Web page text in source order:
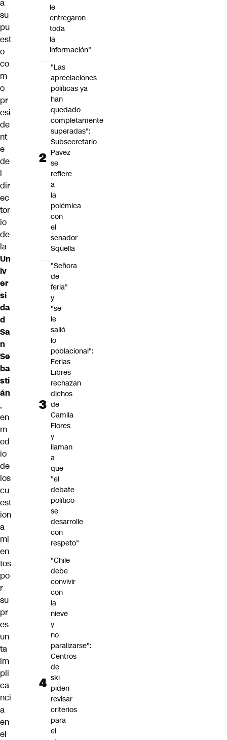
a
su
pu
est
o
co
m
o
pr
esi
de
nt
e
de
l
dir
ec
tor
io
de
la
Un
iv
er
si
da
d
Sa
n
Se
ba
sti
án
,
en
m
ed
io
de
los
cu
est
ion
a
mi
en
tos
po
r
su
pr
es
un
ta
im
pli
ca
nci
a
en
el
le
entregaron
toda
la
información"
"Las
apreciaciones
políticas ya
han
quedado
completamente
superadas":
Subsecretario
Pavez
se
refiere
a
la
polémica
con
el
senador
Squella
"Señora
de
feria"
y
"se
le
salió
lo
poblacional":
Ferias
Libres
rechazan
dichos
de
Camila
Flores
y
llaman
a
que
"el
debate
político
se
desarrolle
con
respeto"
"Chile
debe
convivir
con
la
nieve
y
no
paralizarse":
Centros
de
ski
piden
revisar
criterios
para
el